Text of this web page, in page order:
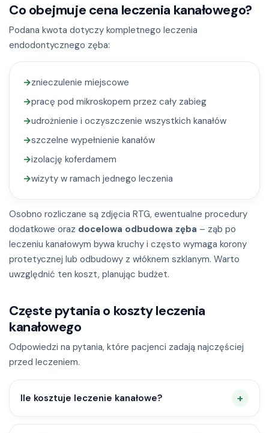
Co obejmuje cena leczenia kanałowego?
Podana kwota dotyczy kompletnego leczenia
endodontycznego zęba:
→znieczulenie miejscowe
→pracę pod mikroskopem przez cały zabieg
→udrożnienie i oczyszczenie wszystkich kanałów
→szczelne wypełnienie kanałów
→izolację koferdamem
→wizyty w ramach jednego leczenia
Osobno rozliczane są zdjęcia RTG, ewentualne procedury
dodatkowe oraz docelowa odbudowa zęba – ząb po
leczeniu kanałowym bywa kruchy i często wymaga korony
protetycznej lub odbudowy z włóknem szklanym. Warto
uwzględnić ten koszt, planując budżet.
Częste pytania o koszty leczenia
kanałowego
Odpowiedzi na pytania, które pacjenci zadają najczęściej
przed leczeniem.
Ile kosztuje leczenie kanałowe?